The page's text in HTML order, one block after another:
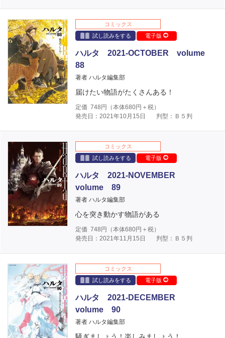
コミックス
試し読みをする
電子版
ハルタ 2021-OCTOBER volume
88
著者 ハルタ編集部
届けたい物語がたくさんある！
定価 748 円（本体680円＋税）
発売日：2021年10月15日
判型：Ｂ５判
コミックス
試し読みをする
電子版
ハルタ 2021-NOVEMBER
volume 89
著者 ハルタ編集部
心を突き動かす物語がある
定価 748 円（本体680円＋税）
発売日：2021年11月15日
判型：Ｂ５判
コミックス
試し読みをする
電子版
ハルタ 2021-DECEMBER
volume 90
著者 ハルタ編集部